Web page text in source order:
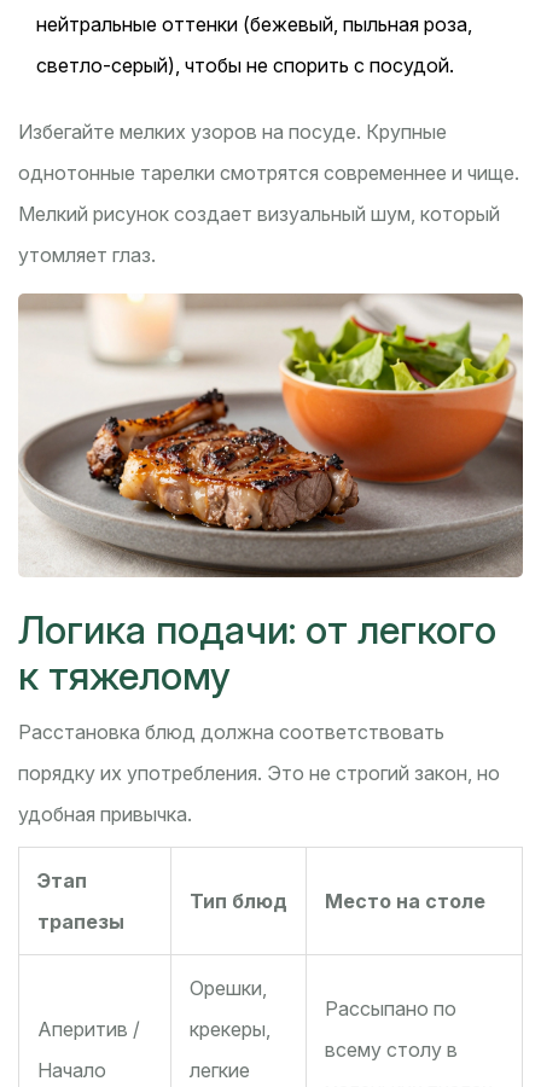
нейтральные оттенки (бежевый, пыльная роза,
светло-серый), чтобы не спорить с посудой.
Избегайте мелких узоров на посуде. Крупные
однотонные тарелки смотрятся современнее и чище.
Мелкий рисунок создает визуальный шум, который
утомляет глаз.
Логика подачи: от легкого
к тяжелому
Расстановка блюд должна соответствовать
порядку их употребления. Это не строгий закон, но
удобная привычка.
Этап
трапезы
Тип блюд Место на столе
Аперитив /
Начало
Орешки,
крекеры,
легкие
Рассыпано по
всему столу в